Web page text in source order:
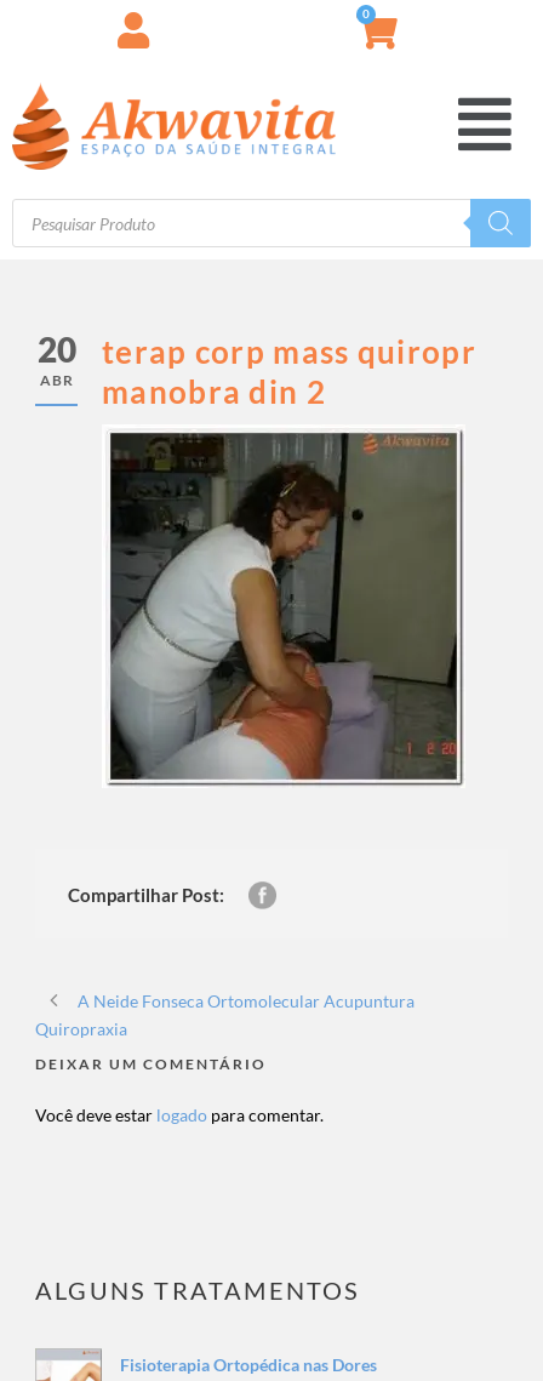
0
20
ABR
terap corp mass quiropr
manobra din 2
Compartilhar Post:
A Neide Fonseca Ortomolecular Acupuntura
Quiropraxia
DEIXAR UM COMENTÁRIO
Você deve estar logado para comentar.
ALGUNS TRATAMENTOS
Fisioterapia Ortopédica nas Dores